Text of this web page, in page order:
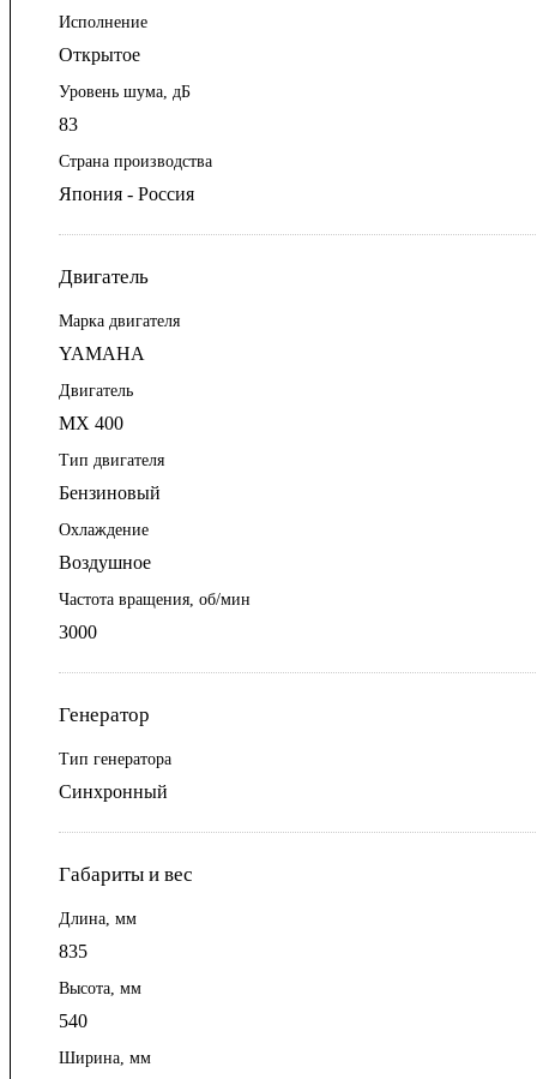
Исполнение
Открытое
Уровень шума, дБ
83
Страна производства
Япония - Россия
Двигатель
Марка двигателя
YAMAHA
Двигатель
MX 400
Тип двигателя
Бензиновый
Охлаждение
Воздушное
Частота вращения, об/мин
3000
Генератор
Тип генератора
Синхронный
Габариты и вес
Длина, мм
835
Высота, мм
540
Ширина, мм